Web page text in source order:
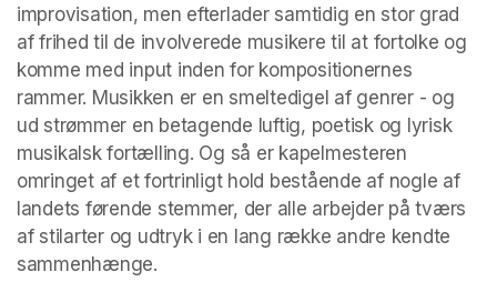
improvisation, men efterlader samtidig en stor grad
af frihed til de involverede musikere til at fortolke og
komme med input inden for kompositionernes
rammer. Musikken er en smeltedigel af genrer - og
ud strømmer en betagende luftig, poetisk og lyrisk
musikalsk fortælling. Og så er kapelmesteren
omringet af et fortrinligt hold bestående af nogle af
landets førende stemmer, der alle arbejder på tværs
af stilarter og udtryk i en lang række andre kendte
sammenhænge.